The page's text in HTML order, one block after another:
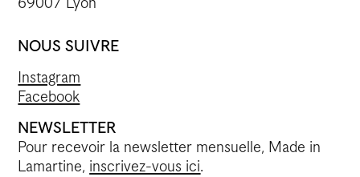
NOUS SUIVRE
Instagram
Facebook
NEWSLETTER
Pour recevoir la newsletter mensuelle, Made in
Lamartine, inscrivez-vous ici.